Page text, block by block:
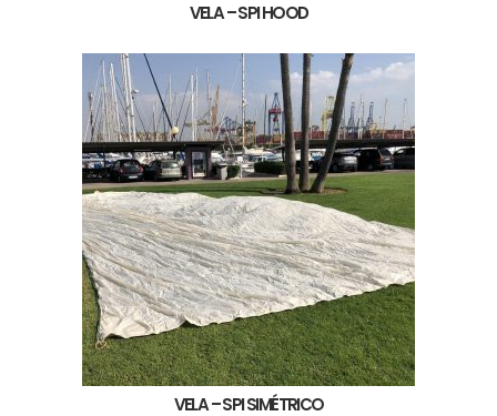
VELA – SPI HOOD
VELA – SPI SIMÉTRICO